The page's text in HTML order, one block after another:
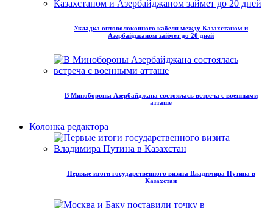
Укладка оптоволоконного кабеля между Казахстаном и
Азербайджаном займет до 20 дней
В Минобороны Азербайджана состоялась встреча с военными
атташе
Колонка редактора
Первые итоги государственного визита Владимира Путина в
Казахстан